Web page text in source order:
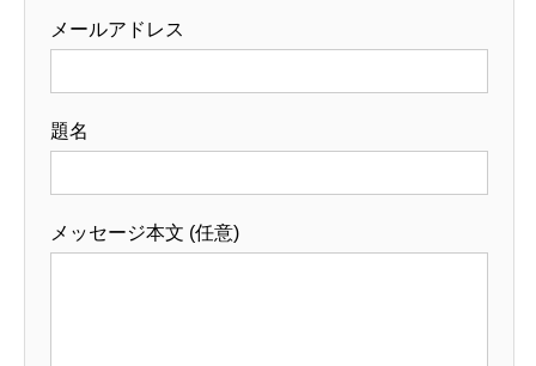
メールアドレス
題名
メッセージ本文 (任意)